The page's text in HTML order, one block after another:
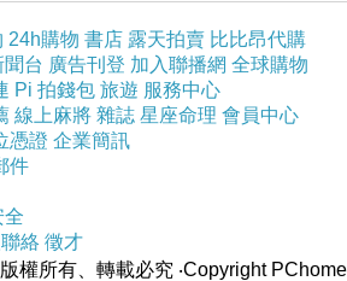
24h購物 書店 露天拍賣 比比昂代購
台 廣告刊登 加入聯播網 全球購物
Pi 拍錢包 旅遊 服務中心
線上麻將 雜誌 星座命理 會員中心
憑證 企業簡訊
件
全
絡 徵才
版權所有、轉載必究 ‧Copyright PChome